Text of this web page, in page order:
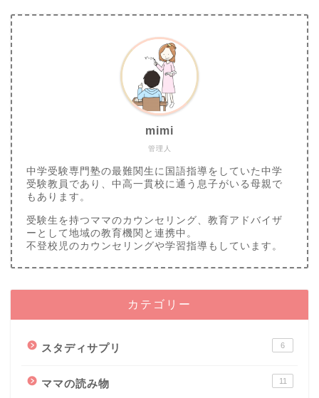
管理人
mimi
中学受験専門塾の最難関生に国語指導をしていた中学
受験教員であり、中高一貫校に通う息子がいる母親で
もあります。
受験生を持つママのカウンセリング、教育アドバイザ
ーとして地域の教育機関と連携中。
不登校児のカウンセリングや学習指導もしています。
カテゴリー
スタディサプリ 6
ママの読み物 11